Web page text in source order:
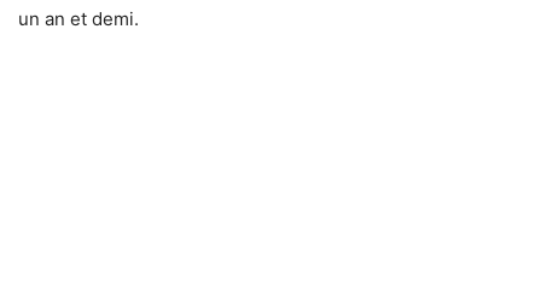
un an et demi.